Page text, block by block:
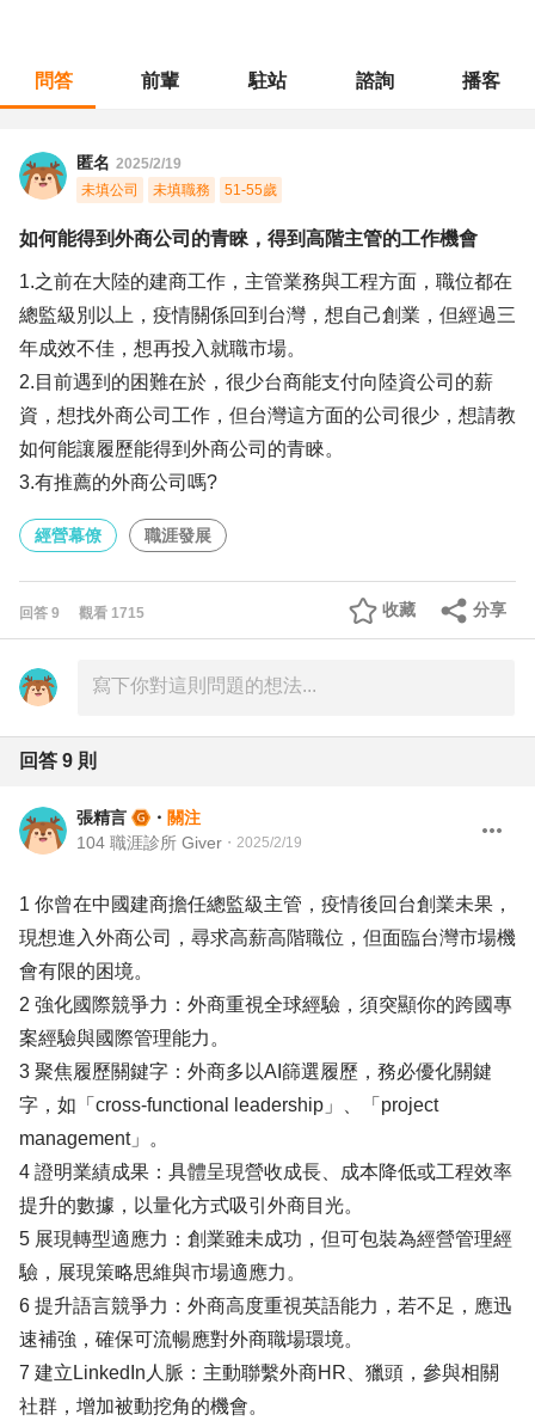
問答 前輩 駐站 諮詢 播客
匿名 2025/2/19
未填公司
未填職務 51-55歲
如何能得到外商公司的青睞，得到高階主管的工作機會
1.之前在大陸的建商工作，主管業務與工程方面，職位都在
總監級別以上，疫情關係回到台灣，想自己創業，但經過三
年成效不佳，想再投入就職市場。
2.目前遇到的困難在於，很少台商能支付向陸資公司的薪
資，想找外商公司工作，但台灣這方面的公司很少，想請教
如何能讓履歷能得到外商公司的青睞。
3.有推薦的外商公司嗎?
經營幕僚 職涯發展
回答 9 觀看 1715 分享
收藏
回答 9 則
張精言 ・ 關注
104 職涯診所 Giver ・ 2025/2/19
1 你曾在中國建商擔任總監級主管，疫情後回台創業未果，
現想進入外商公司，尋求高薪高階職位，但面臨台灣市場機
會有限的困境。
2 強化國際競爭力：外商重視全球經驗，須突顯你的跨國專
案經驗與國際管理能力。
3 聚焦履歷關鍵字：外商多以AI篩選履歷，務必優化關鍵
字，如「cross-functional leadership」、「project
management」。
4 證明業績成果：具體呈現營收成長、成本降低或工程效率
提升的數據，以量化方式吸引外商目光。
5 展現轉型適應力：創業雖未成功，但可包裝為經營管理經
驗，展現策略思維與市場適應力。
6 提升語言競爭力：外商高度重視英語能力，若不足，應迅
速補強，確保可流暢應對外商職場環境。
7 建立LinkedIn人脈：主動聯繫外商HR、獵頭，參與相關
社群，增加被動挖角的機會。